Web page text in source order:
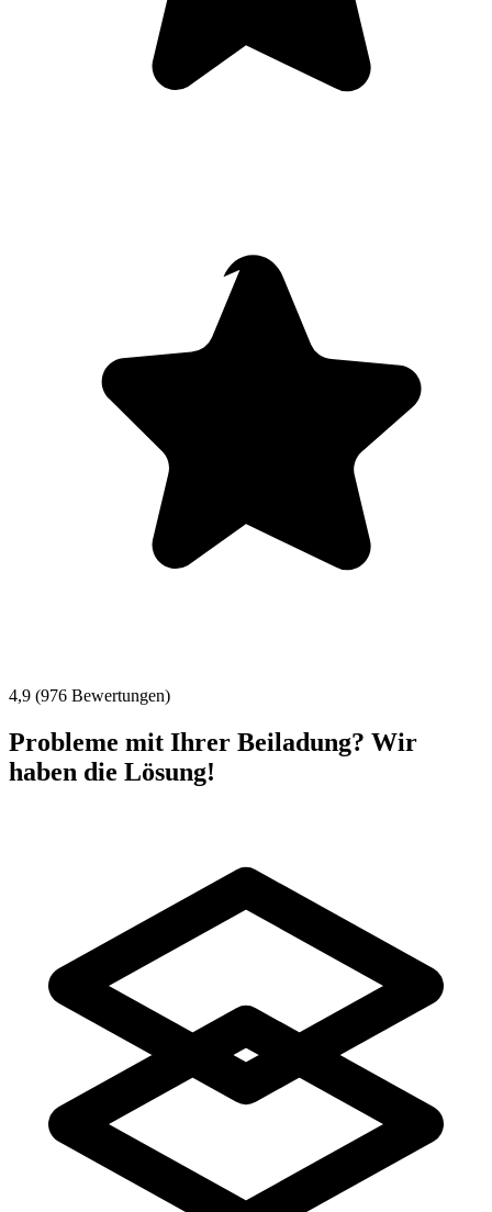
4,9 (976 Bewertungen)
Probleme mit Ihrer Beiladung? Wir
haben die Lösung!